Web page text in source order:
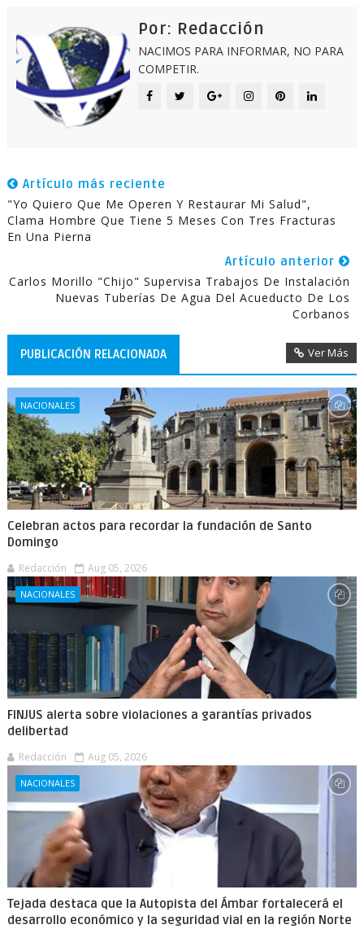
Por: Redacción
NACIMOS PARA INFORMAR, NO PARA
COMPETIR.
Artículo más reciente
"Yo Quiero Que Me Operen Y Restaurar Mi Salud",
Clama Hombre Que Tiene 5 Meses Con Tres Fracturas
En Una Pierna
Artículo anterior
Carlos Morillo "Chijo" Supervisa Trabajos De Instalación
Nuevas Tuberías De Agua Del Acueducto De Los
Corbanos
PUBLICACIÓN RELACIONADA Ver Más
NACIONALES
Celebran actos para recordar la fundación de Santo
Domingo
Redacción Aug 05, 2026
NACIONALES
FINJUS alerta sobre violaciones a garantías privados
delibertad
Redacción Aug 05, 2026
NACIONALES
Tejada destaca que la Autopista del Ámbar fortalecerá el
desarrollo económico y la seguridad vial en la región Norte